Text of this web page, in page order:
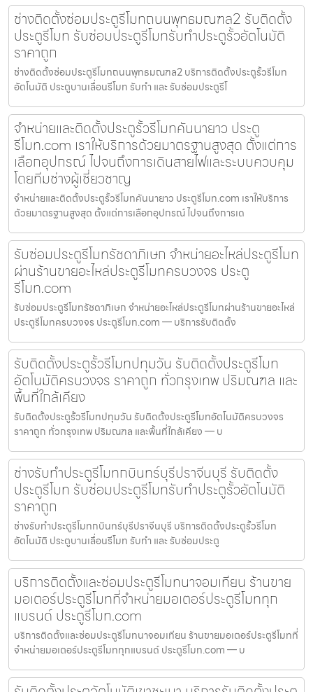
ช่างติดตั้งซ่อมประตูรีโมทถนนพุทธมณฑล2 รับติดตั้ง
ประตูรีโมท รับซ่อมประตูรีโมทรับทำประตูรั้วอัตโนมัติ
ราคาถูก
ช่างติดตั้งซ่อมประตูรีโมทถนนพุทธมณฑล2 บริการติดตั้งประตูรั้วรีโมท
อัตโนมัติ ประตูบานเลื่อนรีโมท รับทำ และ รับซ่อมประตูรีโ
จำหน่ายและติดตั้งประตูรั้วรีโมทคันนายาว ประตู
รีโมท.com เราให้บริการด้วยมาตรฐานสูงสุด ตั้งแต่การ
เลือกอุปกรณ์ ไปจนถึงการเดินสายไฟและระบบควบคุม
โดยทีมช่างผู้เชี่ยวชาญ
จำหน่ายและติดตั้งประตูรั้วรีโมทคันนายาว ประตูรีโมท.com เราให้บริการ
ด้วยมาตรฐานสูงสุด ตั้งแต่การเลือกอุปกรณ์ ไปจนถึงการเด
รับซ่อมประตูรีโมทรัชดาภิเษก จำหน่ายอะไหล่ประตูรีโมท
ผ่านร้านขายอะไหล่ประตูรีโมทครบวงจร ประตู
รีโมท.com
รับซ่อมประตูรีโมทรัชดาภิเษก จำหน่ายอะไหล่ประตูรีโมทผ่านร้านขายอะไหล่
ประตูรีโมทครบวงจร ประตูรีโมท.com — บริการรับติดตั้ง
รับติดตั้งประตูรั้วรีโมทปทุมวัน รับติดตั้งประตูรีโมท
อัตโนมัติครบวงจร ราคาถูก ทั่วกรุงเทพ ปริมณฑล และ
พื้นที่ใกล้เคียง
รับติดตั้งประตูรั้วรีโมทปทุมวัน รับติดตั้งประตูรีโมทอัตโนมัติครบวงจร
ราคาถูก ทั่วกรุงเทพ ปริมณฑล และพื้นที่ใกล้เคียง — บ
ช่างรับทำประตูรีโมทกบินทร์บุรีปราจีนบุรี รับติดตั้ง
ประตูรีโมท รับซ่อมประตูรีโมทรับทำประตูรั้วอัตโนมัติ
ราคาถูก
ช่างรับทำประตูรีโมทกบินทร์บุรีปราจีนบุรี บริการติดตั้งประตูรั้วรีโมท
อัตโนมัติ ประตูบานเลื่อนรีโมท รับทำ และ รับซ่อมประตู
บริการติดตั้งและซ่อมประตูรีโมทนาจอมเทียน ร้านขาย
มอเตอร์ประตูรีโมทที่จำหน่ายมอเตอร์ประตูรีโมททุก
แบรนด์ ประตูรีโมท.com
บริการติดตั้งและซ่อมประตูรีโมทนาจอมเทียน ร้านขายมอเตอร์ประตูรีโมทที่
จำหน่ายมอเตอร์ประตูรีโมททุกแบรนด์ ประตูรีโมท.com — บ